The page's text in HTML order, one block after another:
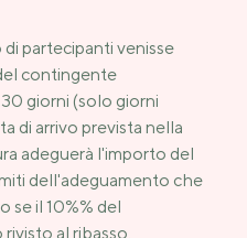
partecipanti venisse
contingente
giorni (solo giorni
di arrivo prevista nella
adeguerà l'importo del
dell'adeguamento che
il 10%% del
al ribasso.